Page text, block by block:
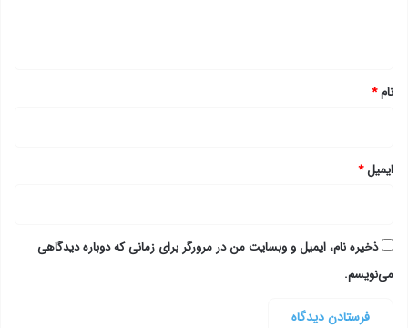
نام*
ایمیل*
ذخیره نام، ایمیل و وبسایت من در مرورگر برای زمانی که دوباره دیدگاهی
می‌نویسم.